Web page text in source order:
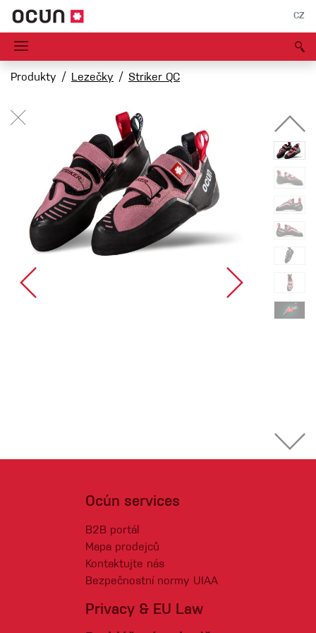
CZ
Produkty Lezečky Striker QC
Ocún services
B2B portál
Mapa prodejců
Kontaktujte nás
Bezpečnostní normy UIAA
Privacy & EU Law